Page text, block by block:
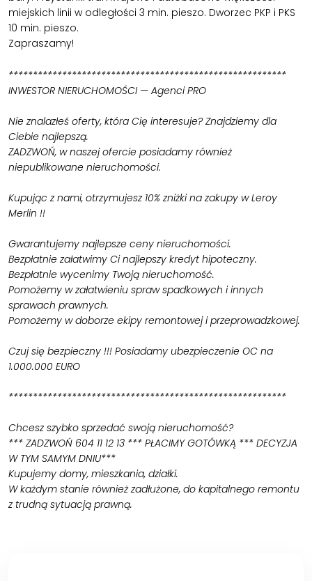
miejskich linii w odległości 3 min. pieszo. Dworzec PKP i PKS
10 min. pieszo.
Zapraszamy!
*********************************************************
INWESTOR NIERUCHOMOŚCI — Agenci PRO
Nie znalazłeś oferty, która Cię interesuje? Znajdziemy dla
Ciebie najlepszą.
ZADZWOŃ, w naszej ofercie posiadamy również
niepublikowane nieruchomości.
Kupując z nami, otrzymujesz 10% zniżki na zakupy w Leroy
Merlin !!
Gwarantujemy najlepsze ceny nieruchomości.
Bezpłatnie załatwimy Ci najlepszy kredyt hipoteczny.
Bezpłatnie wycenimy Twoją nieruchomość.
Pomożemy w załatwieniu spraw spadkowych i innych
sprawach prawnych.
Pomożemy w doborze ekipy remontowej i przeprowadzkowej.
Czuj się bezpieczny !!! Posiadamy ubezpieczenie OC na
1.000.000 EURO
*********************************************************
Chcesz szybko sprzedać swoją nieruchomość?
*** ZADZWOŃ 604 11 12 13 *** PŁACIMY GOTÓWKĄ *** DECYZJA
W TYM SAMYM DNIU***
Kupujemy domy, mieszkania, działki.
W każdym stanie również zadłużone, do kapitalnego remontu
z trudną sytuacją prawną.